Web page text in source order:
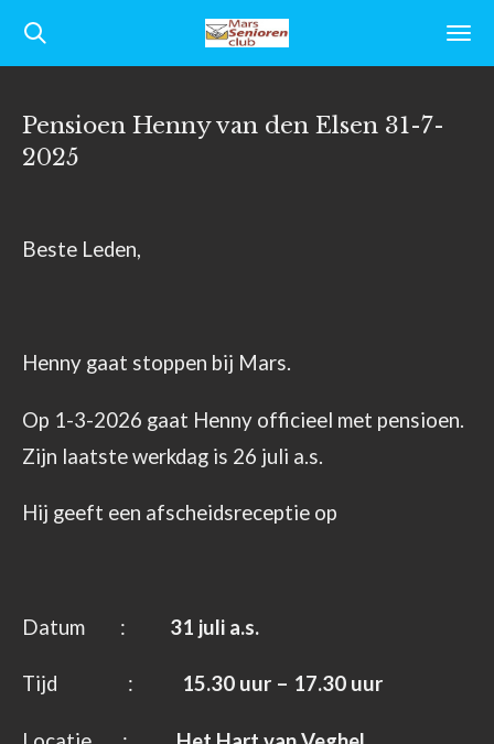
Ga
direct
de
Pensioen Henny van den Elsen 31-7-
2025
Beste Leden,
Henny gaat stoppen bij Mars.
Op 1-3-2026 gaat Henny officieel met pensioen.
Zijn laatste werkdag is 26 juli a.s.
Hij geeft een afscheidsreceptie op
Datum : 31 juli a.s.
Tijd : 15.30 uur – 17.30 uur